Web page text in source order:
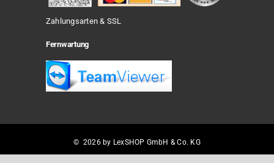
Zahlungsarten & SSL
Fernwartung
© 2026 by LexSHOP GmbH & Co. KG